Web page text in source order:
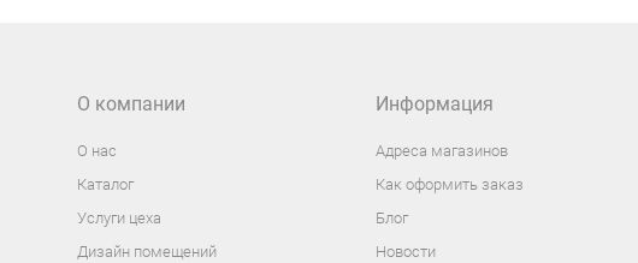
О компании
О нас
Каталог
Услуги цеха
Дизайн помещений
Информация
Адреса магазинов
Как оформить заказ
Блог
Новости